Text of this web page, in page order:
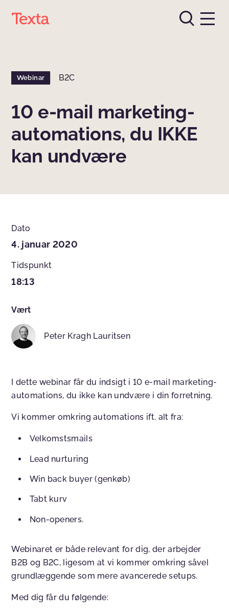
Webinar B2C
10 e-mail marketing-
automations, du IKKE
kan undvære
Dato
4. januar 2020
Tidspunkt
18:13
Vært
Peter Kragh Lauritsen
I dette webinar får du indsigt i 10 e-mail marketing-
automations, du ikke kan undvære i din forretning.
Vi kommer omkring automations ift. alt fra:
Velkomstsmails
Lead nurturing
Win back buyer (genkøb)
Tabt kurv
Non-openers.
Webinaret er både relevant for dig, der arbejder
B2B og B2C, ligesom at vi kommer omkring såvel
grundlæggende som mere avancerede setups.
Med dig får du følgende: